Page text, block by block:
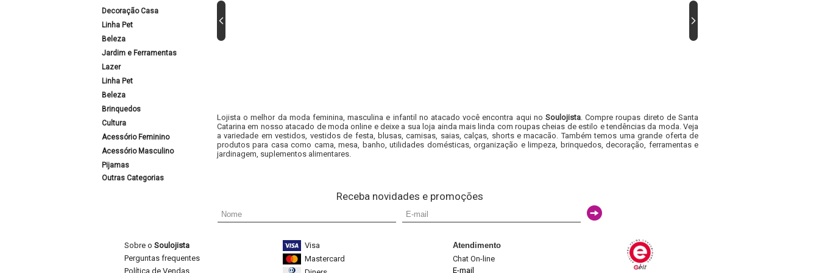
Decoração Casa
Linha Pet
Beleza
Jardim e Ferramentas
Lazer
Linha Pet
Beleza
Brinquedos
Cultura
Acessório Feminino
Acessório Masculino
Pijamas
Outras Categorias
Lojista o melhor da moda feminina, masculina e infantil no atacado você encontra aqui no Soulojista. Compre roupas direto de Santa
Catarina em nosso atacado de moda online e deixe a sua loja ainda mais linda com roupas cheias de estilo e tendências da moda. Veja
a variedade em vestidos, vestidos de festa, blusas, camisas, saias, calças, shorts e macacão. Também temos uma grande oferta de
produtos para casa como cama, mesa, banho, utilidades domésticas, organização e limpeza, brinquedos, decoração, ferramentas e
jardinagem, suplementos alimentares.
Receba novidades e promoções
Sobre o Soulojista
Perguntas frequentes
Política de Vendas
Visa
Mastercard
Atendimento
Chat On-line
E-mail